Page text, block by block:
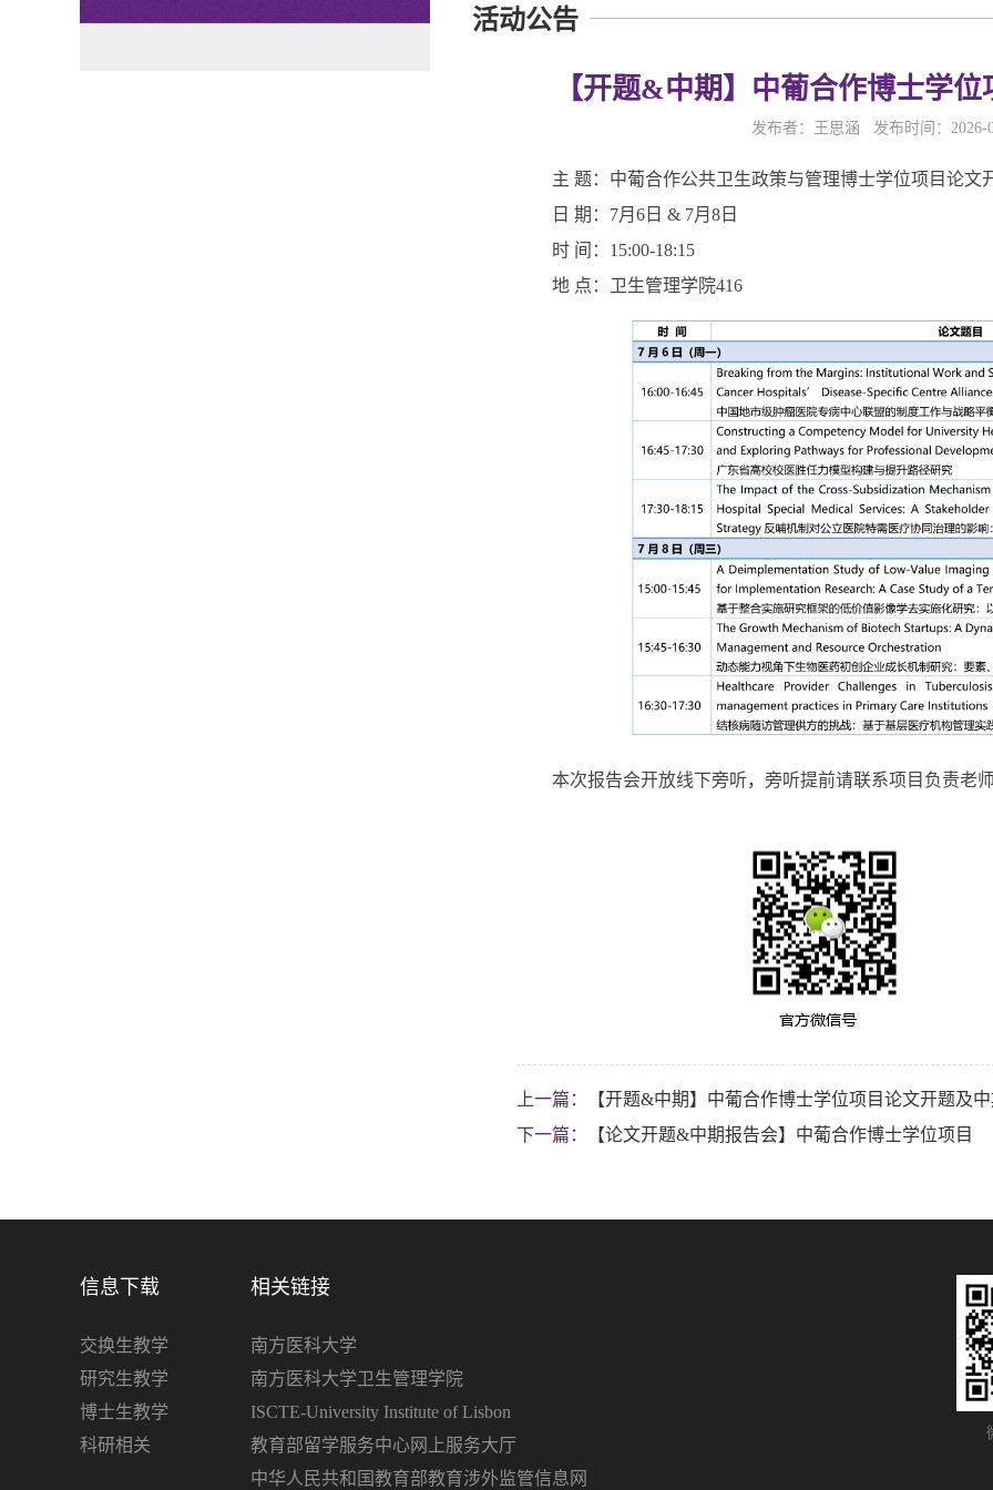
活动公告
【开题&中期】中葡合作博士学
发布者：王思涵 发布时间：
主 题：中葡合作公共卫生政策与管理博士学位项目论文
日 期：7月6日 & 7月8日
时 间：15:00-18:15
地 点：卫生管理学院416
本次报告会开放线下旁听，旁听提前请联系项目负责老
上一篇：
【开题&中期】中葡合作博士学位项目论文开题及
下一篇：
【论文开题&中期报告会】中葡合作博士学位项目
信息下载
交换生教学
研究生教学
博士生教学
科研相关
相关链接
南方医科大学
南方医科大学卫生管理学院
ISCTE-University Institute of Lisbon
教育部留学服务中心网上服务大厅
中华人民共和国教育部教育涉外监管信息网